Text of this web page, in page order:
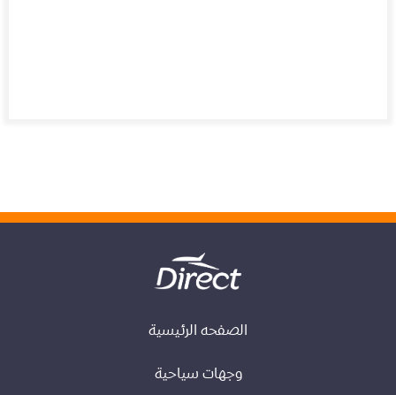
الصفحه الرئيسية
وجهات سياحية